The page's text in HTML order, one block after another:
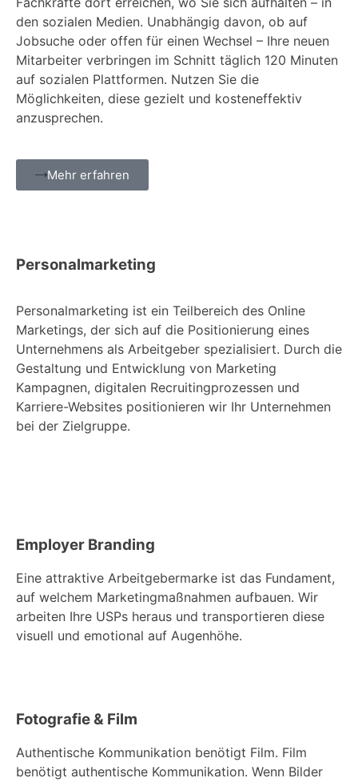
den sozialen Medien. Unabhängig davon, ob auf
Jobsuche oder offen für einen Wechsel – Ihre neuen
Mitarbeiter verbringen im Schnitt täglich 120 Minuten
auf sozialen Plattformen. Nutzen Sie die
Möglichkeiten, diese gezielt und kosteneffektiv
anzusprechen.
Mehr erfahren
Personalmarketing
Personalmarketing ist ein Teilbereich des Online
Marketings, der sich auf die Positionierung eines
Unternehmens als Arbeitgeber spezialisiert. Durch die
Gestaltung und Entwicklung von Marketing
Kampagnen, digitalen Recruitingprozessen und
Karriere-Websites positionieren wir Ihr Unternehmen
bei der Zielgruppe.
Employer Branding
Eine attraktive Arbeitgebermarke ist das Fundament,
auf welchem Marketingmaßnahmen aufbauen. Wir
arbeiten Ihre USPs heraus und transportieren diese
visuell und emotional auf Augenhöhe.
Fotografie & Film
Authentische Kommunikation benötigt Film. Film
benötigt authentische Kommunikation. Wenn Bilder